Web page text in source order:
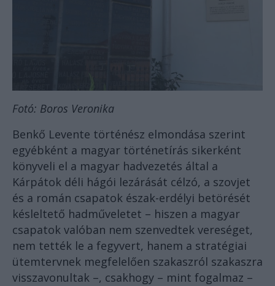
Fotó: Boros Veronika
Benkő Levente történész elmondása szerint
egyébként a magyar történetírás sikerként
könyveli el a magyar hadvezetés által a
Kárpátok déli hágói lezárását célzó, a szovjet
és a román csapatok észak-erdélyi betörését
késleltető hadműveletet – hiszen a magyar
csapatok valóban nem szenvedtek vereséget,
nem tették le a fegyvert, hanem a stratégiai
ütemtervnek megfelelően szakaszról szakaszra
visszavonultak –, csakhogy – mint fogalmaz –